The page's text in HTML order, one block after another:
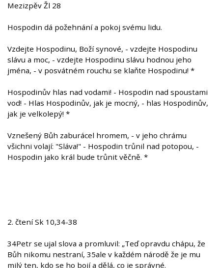
Mezizpěv Žl 28
Hospodin dá požehnání a pokoj svému lidu.
Vzdejte Hospodinu, Boží synové, - vzdejte Hospodinu
slávu a moc, - vzdejte Hospodinu slávu hodnou jeho
jména, - v posvátném rouchu se klaňte Hospodinu! *
Hospodinův hlas nad vodami! - Hospodin nad spoustami
vod! - Hlas Hospodinův, jak je mocný, - hlas Hospodinův,
jak je velkolepý! *
Vznešený Bůh zaburácel hromem, - v jeho chrámu
všichni volají: "Sláva!" - Hospodin trůnil nad potopou, -
Hospodin jako král bude trůnit věčně. *
2. čtení Sk 10,34-38
34Petr se ujal slova a promluvil: „Teď opravdu chápu, že
Bůh nikomu nestraní, 35ale v každém národě že je mu
milý ten, kdo se ho bojí a dělá, co je správné.